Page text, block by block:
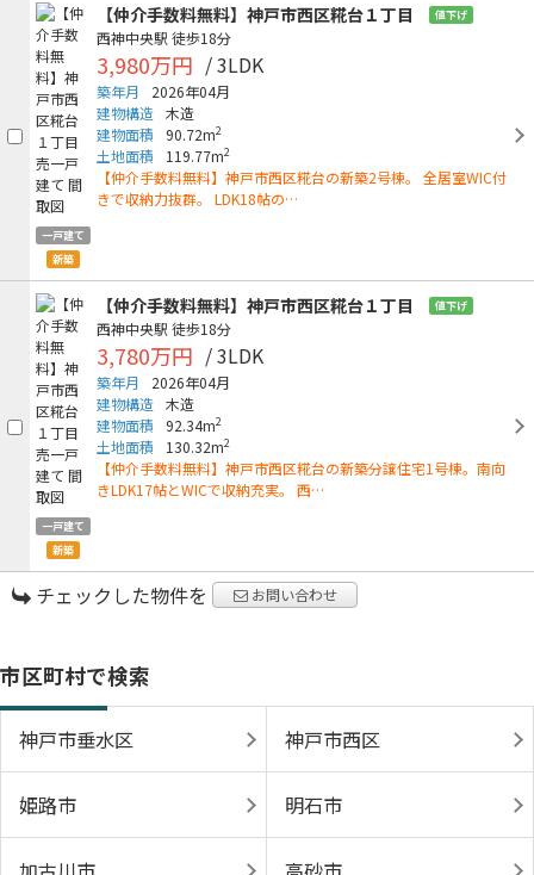
一戸建て
新築
【仲介手数料無料】神戸市西区糀台１丁目 値下げ
西神中央駅 徒歩18分
3,980万円 / 3LDK
築年月
2026年04月
建物構造 木造
建物面積
90.72m2
土地面積 119.77m2
【仲介手数料無料】神戸市西区糀台の新築2号棟。 全居室WIC付
きで収納力抜群。 LDK18帖の…
一戸建て
新築
【仲介手数料無料】神戸市西区糀台１丁目 値下げ
西神中央駅 徒歩18分
3,780万円 / 3LDK
築年月
2026年04月
建物構造 木造
建物面積
92.34m2
土地面積 130.32m2
【仲介手数料無料】神戸市西区糀台の新築分譲住宅1号棟。南向
きLDK17帖とWICで収納充実。 西…
チェックした物件を お問い合わせ
市区町村で検索
神戸市垂水区 神戸市西区
姫路市 明石市